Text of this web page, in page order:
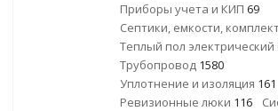
Приборы учета и КИП 69
Септики, емкости,
Теплый пол электрический
Трубопровод 1580
Уплотнение и изоляция 161
Ревизионные люки 116